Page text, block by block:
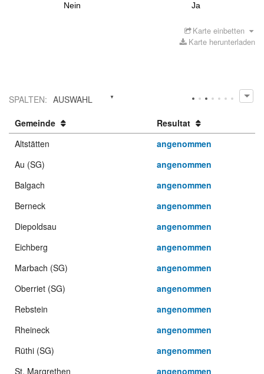
Nein Ja
Karte einbetten
Karte herunterladen
SPALTEN: AUSWAHL
Gemeinde
Resultat
Altstätten
angenommen
Au (SG)
angenommen
Balgach
angenommen
Berneck
angenommen
Diepoldsau
angenommen
Eichberg
angenommen
Marbach (SG)
angenommen
Oberriet (SG)
angenommen
Rebstein
angenommen
Rheineck
angenommen
Rüthi (SG)
angenommen
St. Margrethen
angenommen